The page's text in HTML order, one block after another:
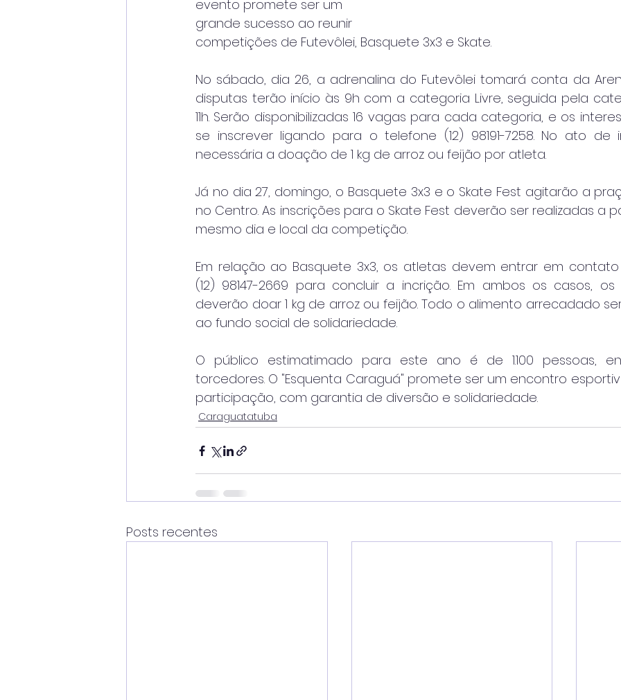
evento promete ser um
grande sucesso ao reunir
competições de Futevôlei, Basquete 3x3 e Skate.
No sábado, dia 26, a adrenalina do Futevôlei tomará conta da
disputas terão início às 9h com a categoria Livre, seguida pela
11h. Serão disponibilizadas 16 vagas para cada categoria, e os
se inscrever ligando para o telefone (12) 98191-7258. No ato de
necessária a doação de 1 kg de arroz ou feijão por atleta.
Já no dia 27, domingo, o Basquete 3x3 e o Skate Fest agitarão a
no Centro. As inscrições para o Skate Fest deverão ser realizadas a
mesmo dia e local da competição.
Em relação ao Basquete 3x3, os atletas devem entrar em
(12) 98147-2669 para concluir a incrição. Em ambos os casos,
deverão doar 1 kg de arroz ou feijão. Todo o alimento arrecadado
ao fundo social de solidariedade.
O público estimatimado para este ano é de 1.100 pessoas,
torcedores. O "Esquenta Caraguá" promete ser um encontro
participação, com garantia de diversão e solidariedade.
Caraguatatuba
Posts recentes